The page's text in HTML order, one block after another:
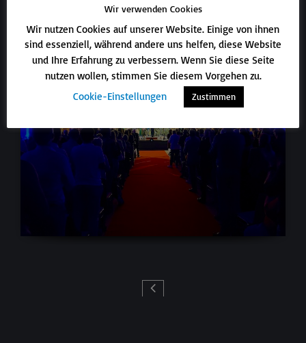
Wir verwenden Cookies
Wir nutzen Cookies auf unserer Website. Einige von ihnen
sind essenziell, während andere uns helfen, diese Website
und Ihre Erfahrung zu verbessern. Wenn Sie diese Seite
nutzen wollen, stimmen Sie diesem Vorgehen zu.
Cookie-Einstellungen
Zustimmen